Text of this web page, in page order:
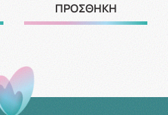
ΠΡΟΣΘΗΚΗ